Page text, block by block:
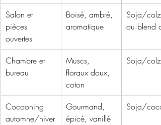
Salon et
pièces
ouvertes
Boisé, ambré,
aromatique
Soja/
ou blend
Chambre et
bureau
Muscs,
floraux doux,
coton
Soja/colza
Cocooning
automne/hiver
Gourmand,
épicé, vanillé
Soja/coco